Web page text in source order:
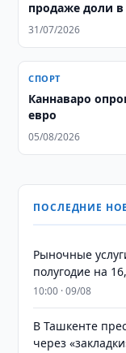
продаже доли
чемпионата
31/07/2026
СПОРТ
Каннаваро
евро
05/08/2026
ПОСЛЕДНИЕ
Рыночные
полугодие на
10:00 · 09/08
В Ташкенте
через